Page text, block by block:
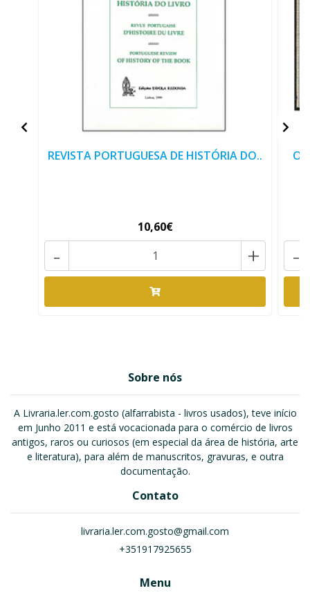
REVISTA PORTUGUESA DE HISTÓRIA DO..
10,60€
+
-
O
-
Sobre nós
A Livraria.ler.com.gosto (alfarrabista - livros usados), teve início
em Junho 2011 e está vocacionada para o comércio de livros
antigos, raros ou curiosos (em especial da área de história, arte
e literatura), para além de manuscritos, gravuras, e outra
documentação.
Contato
livraria.ler.com.gosto@gmail.com
+351917925655
Menu